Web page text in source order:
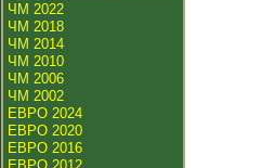
ЧМ 2022
ЧМ 2018
ЧМ 2014
ЧМ 2010
ЧМ 2006
ЧМ 2002
ЕВРО 2024
ЕВРО 2020
ЕВРО 2016